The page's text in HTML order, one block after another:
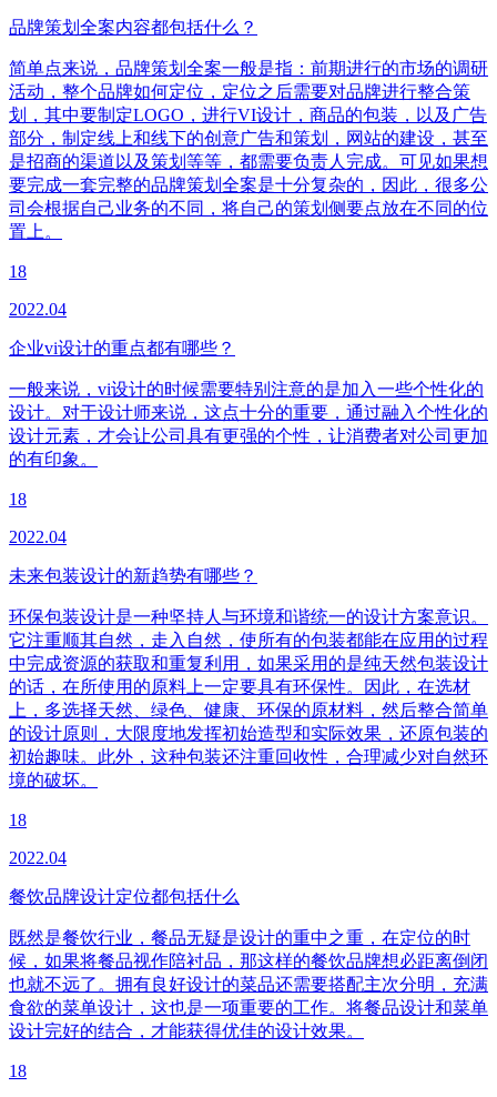
品牌策划全案内容都包括什么？
简单点来说，品牌策划全案一般是指：前期进行的市场的调研
活动，整个品牌如何定位，定位之后需要对品牌进行整合策
划，其中要制定LOGO，进行VI设计，商品的包装，以及广告
部分，制定线上和线下的创意广告和策划，网站的建设，甚至
是招商的渠道以及策划等等，都需要负责人完成。可见如果想
要完成一套完整的品牌策划全案是十分复杂的，因此，很多公
司会根据自己业务的不同，将自己的策划侧要点放在不同的位
置上。
18
2022.04
企业vi设计的重点都有哪些？
一般来说，vi设计的时候需要特别注意的是加入一些个性化的
设计。对于设计师来说，这点十分的重要，通过融入个性化的
设计元素，才会让公司具有更强的个性，让消费者对公司更加
的有印象。
18
2022.04
未来包装设计的新趋势有哪些？
环保包装设计是一种坚持人与环境和谐统一的设计方案意识。
它注重顺其自然，走入自然，使所有的包装都能在应用的过程
中完成资源的获取和重复利用，如果采用的是纯天然包装设计
的话，在所使用的原料上一定要具有环保性。因此，在选材
上，多选择天然、绿色、健康、环保的原材料，然后整合简单
的设计原则，大限度地发挥初始造型和实际效果，还原包装的
初始趣味。此外，这种包装还注重回收性，合理减少对自然环
境的破坏。
18
2022.04
餐饮品牌设计定位都包括什么
既然是餐饮行业，餐品无疑是设计的重中之重，在定位的时
候，如果将餐品视作陪衬品，那这样的餐饮品牌想必距离倒闭
也就不远了。拥有良好设计的菜品还需要搭配主次分明，充满
食欲的菜单设计，这也是一项重要的工作。将餐品设计和菜单
设计完好的结合，才能获得优佳的设计效果。
18